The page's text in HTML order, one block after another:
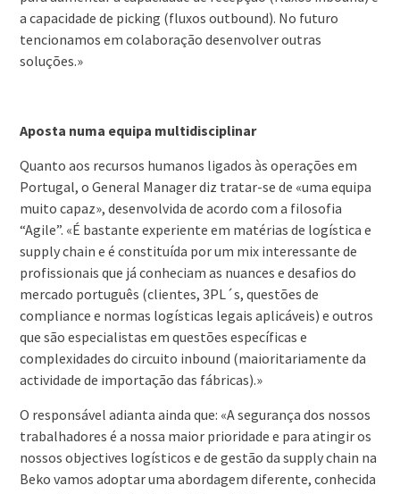
a capacidade de picking (fluxos outbound). No futuro
tencionamos em colaboração desenvolver outras
soluções.»
Aposta numa equipa multidisciplinar
Quanto aos recursos humanos ligados às operações em
Portugal, o General Manager diz tratar-se de «uma equipa
muito capaz», desenvolvida de acordo com a filosofia
“Agile”. «É bastante experiente em matérias de logística e
supply chain e é constituída por um mix interessante de
profissionais que já conheciam as nuances e desafios do
mercado português (clientes, 3PL´s, questões de
compliance e normas logísticas legais aplicáveis) e outros
que são especialistas em questões específicas e
complexidades do circuito inbound (maioritariamente da
actividade de importação das fábricas).»
O responsável adianta ainda que: «A segurança dos nossos
trabalhadores é a nossa maior prioridade e para atingir os
nossos objectives logísticos e de gestão da supply chain na
Beko vamos adoptar uma abordagem diferente, conhecida